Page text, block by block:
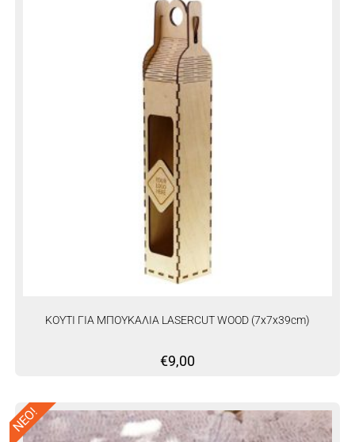
ΚΟΥΤΙ ΓΙΑ ΜΠΟΥΚΑΛΙΑ LASERCUT WOOD (7x7x39cm)
€9,00
ΝΕΟ!